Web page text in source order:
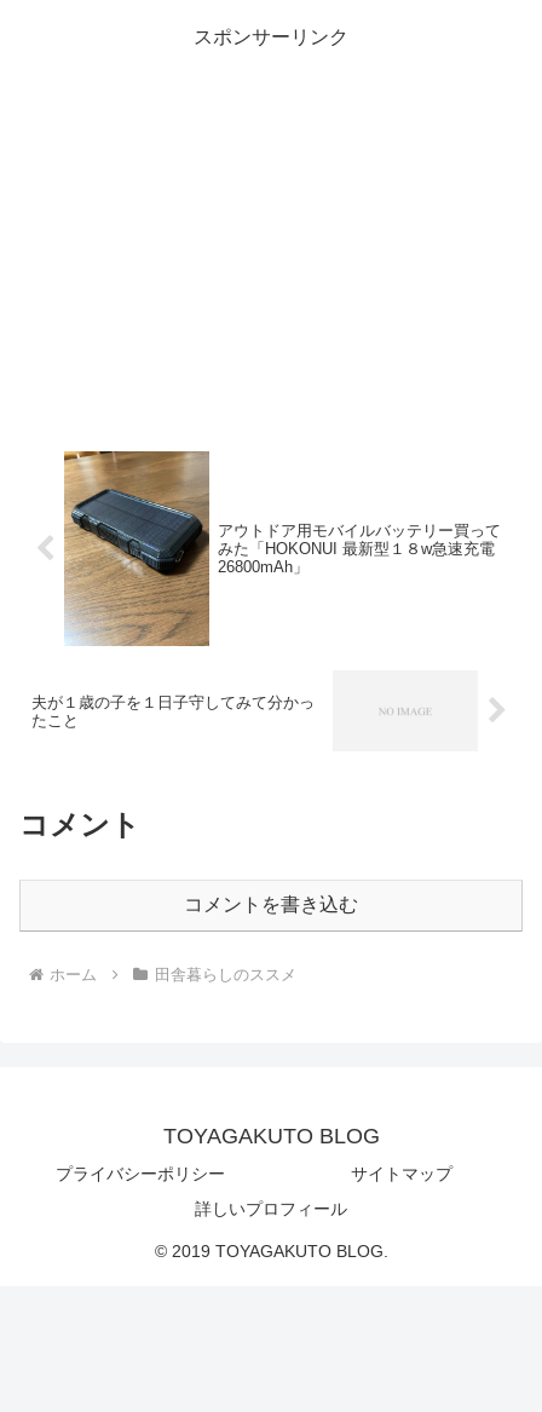
てしまいました。（仕事をしていスポンサーリンク
アウトドア用モバイルバッテリー買って
みた「HOKONUI 最新型１８w急速充電
26800mAh」
夫が１歳の子を１日子守してみて分かっ
たこと
コメント
コメントを書き込む
ホーム 田舎暮らしのススメ
TOYAGAKUTO BLOG
プライバシーポリシー
サイトマップ
詳しいプロフィール
© 2019 TOYAGAKUTO BLOG.